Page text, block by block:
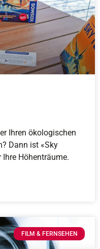
Ihren ökologischen
Dann ist «Sky
Höhenträume.
FILM & FERNSEHEN